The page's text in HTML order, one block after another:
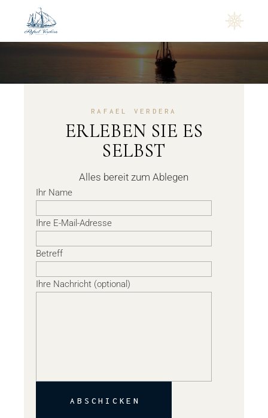
RAFAEL VERDERA
ERLEBEN SIE ES
SELBST
Alles bereit zum Ablegen
Ihr Name
Ihre E-Mail-Adresse
Betreff
Ihre Nachricht (optional)
ABSCHICKEN